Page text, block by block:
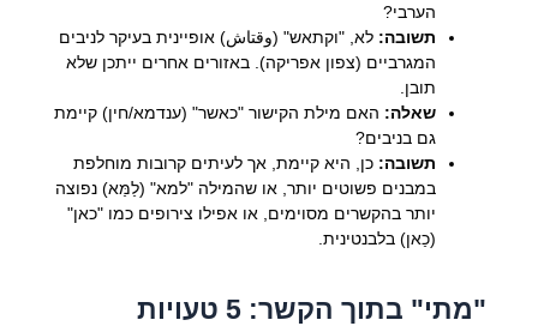
הערבי?
תשובה: לא, "וקתאש" (وقتاش) אופיינית בעיקר לניבים
המגרביים (צפון אפריקה). באזורים אחרים ייתכן שלא
תובן.
שאלה: האם מילת הקישור "כאשר" (ענדמא/חין) קיימת
גם בניבים?
תשובה: כן, היא קיימת, אך לעיתים קרובות מוחלפת
במבנים פשוטים יותר, או שהמילה "למא" (לַמַּא) נפוצה
יותר בהקשרים מסוימים, או אפילו צירופים כמו "כאן"
(כַאן) בלבנטינית.
"מתי" בתוך הקשר: 5 טעויות